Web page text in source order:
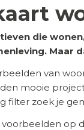
die
Maar
van
mooie
filter zoek je
op